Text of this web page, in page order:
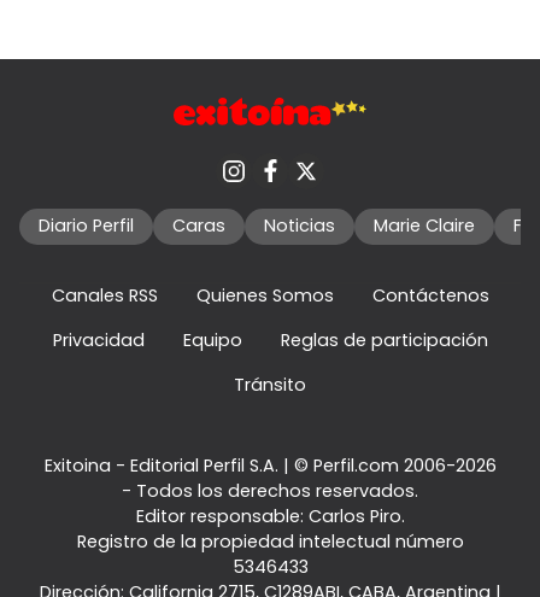
Diario Perfil Caras Noticias Marie Claire
Canales RSS Quienes Somos
Contáctenos
Privacidad
Equipo
Reglas de participación
Tránsito
Exitoina - Editorial Perfil S.A. | © Perfil.com 2006-2026
- Todos los derechos reservados.
Editor responsable: Carlos Piro.
Registro de la propiedad intelectual número
5346433
Dirección: California 2715, C1289ABI, CABA, Argentina |